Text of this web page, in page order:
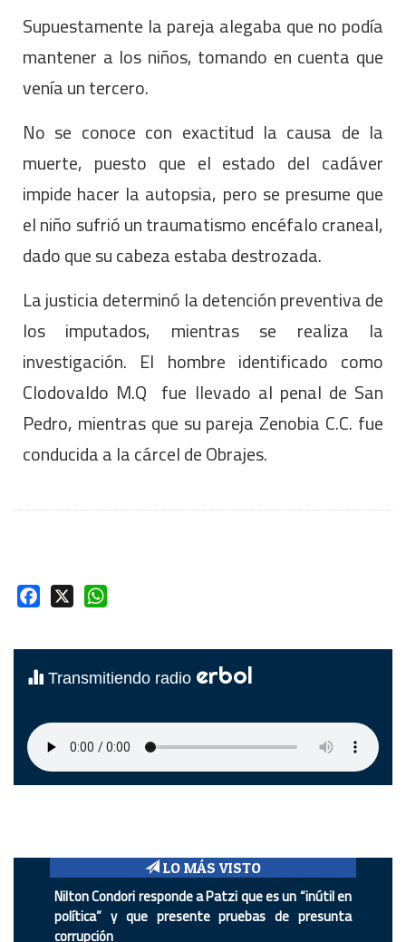
Supuestamente la pareja alegaba que no podía
mantener a los niños, tomando en cuenta que
venía un tercero.
No se conoce con exactitud la causa de la
muerte, puesto que el estado del cadáver
impide hacer la autopsia, pero se presume que
el niño sufrió un traumatismo encéfalo craneal,
dado que su cabeza estaba destrozada.
La justicia determinó la detención preventiva de
los imputados, mientras se realiza la
investigación. El hombre identificado como
Clodovaldo M.Q fue llevado al penal de San
Pedro, mientras que su pareja Zenobia C.C. fue
conducida a la cárcel de Obrajes.
Facebook
Transmitiendo radio erbol
LO MÁS VISTO
Nilton Condori responde a Patzi que es un “inútil en
política” y que presente pruebas de presunta
corrupción